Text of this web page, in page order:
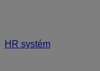
HR systém